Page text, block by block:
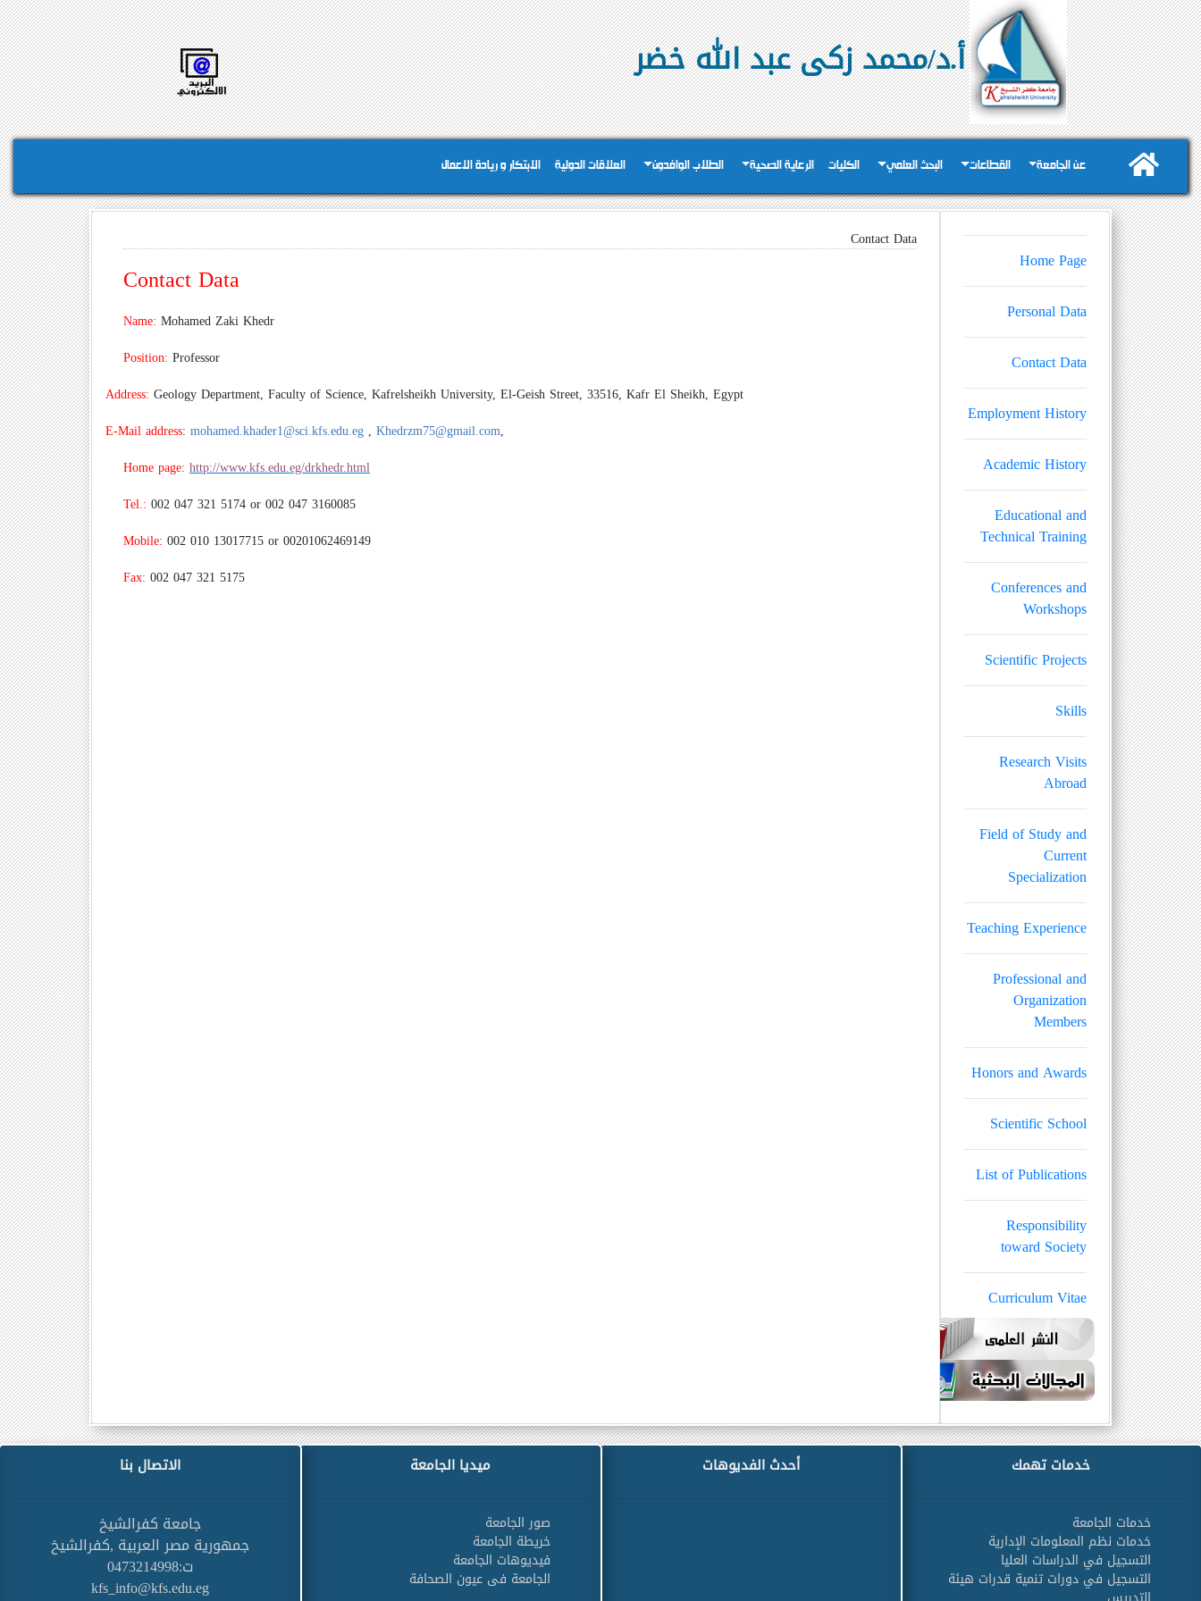
أ.د/محمد زكى عبد الله خضر
عن الجامعة القطاعات البحث العلمي الكليات الرعاية الصحية الطلاب الوافدون العلاقات الدولية الابتكار و ريادة الاعمال
Home Page
Personal Data
Contact Data
Employment History
Academic History
Educational and
Technical Training
Conferences and
Workshops
Scientific Projects
Skills
Research Visits
Abroad
Field of Study and
Current
Specialization
Teaching Experience
Professional and
Organization
Members
Honors and Awards
Scientific School
List of Publications
Responsibility
toward Society
Curriculum Vitae
Contact Data
Contact Data
Name: Mohamed Zaki Khedr
Position: Professor
Address: Geology Department, Faculty of Science, Kafrelsheikh University, El-Geish Street, 33516, Kafr El Sheikh, Egypt
E-Mail address: mohamed.khader1@sci.kfs.edu.eg, Khedrzm75@gmail.com,
Home page: http://www.kfs.edu.eg/drkhedr.html
Tel.: 002 047 321 5174or002 047 3160085
Mobile: 002 010 13017715 or 00201062469149
Fax: 002 047 321 5175
خدمات تهمك
خدمات الجامعة
خدمات نظم المعلومات الإدارية
التسجيل في الدراسات العليا
التسجيل في دورات تنمية قدرات هيئة
أحدث الفديوهات ميديا الجامعة
صور الجامعة
خريطة الجامعة
فيديوهات الجامعة
الجامعة فى عيون الصحافة
الاتصال بنا
جامعة كفرالشيخ
جمهورية مصر العربية ,كفرالشيخ
ت:0473214998
kfs_info@kfs.edu.eg